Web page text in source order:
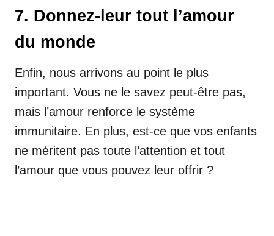
7. Donnez-leur tout l’amour
du monde
Enfin, nous arrivons au point le plus
important. Vous ne le savez peut-être pas,
mais l’amour renforce le système
immunitaire. En plus, est-ce que vos enfants
ne méritent pas toute l’attention et tout
l’amour que vous pouvez leur offrir ?